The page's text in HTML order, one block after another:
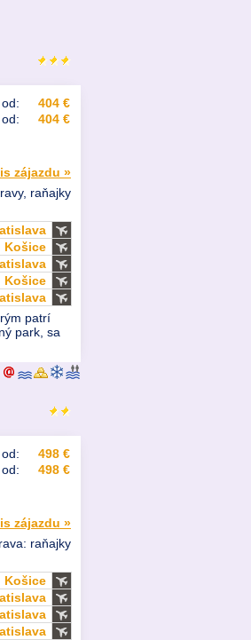
404 €
404 €
zájazdu »
raňajky
Košice
Košice
patrí
park, sa
498 €
498 €
zájazdu »
raňajky
Košice